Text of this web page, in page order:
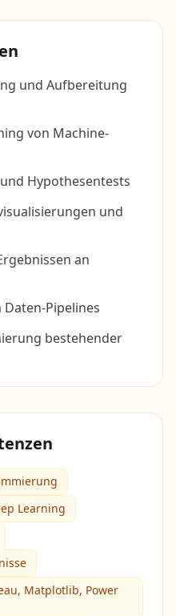
und Aufbereitung
von Machine-
Hypothesentests
und
an
Pipelines
bestehender
Learning
Matplotlib, Power